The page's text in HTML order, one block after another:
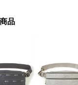
品